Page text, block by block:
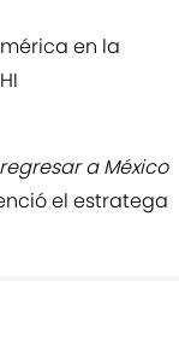
en la
a México
el estratega